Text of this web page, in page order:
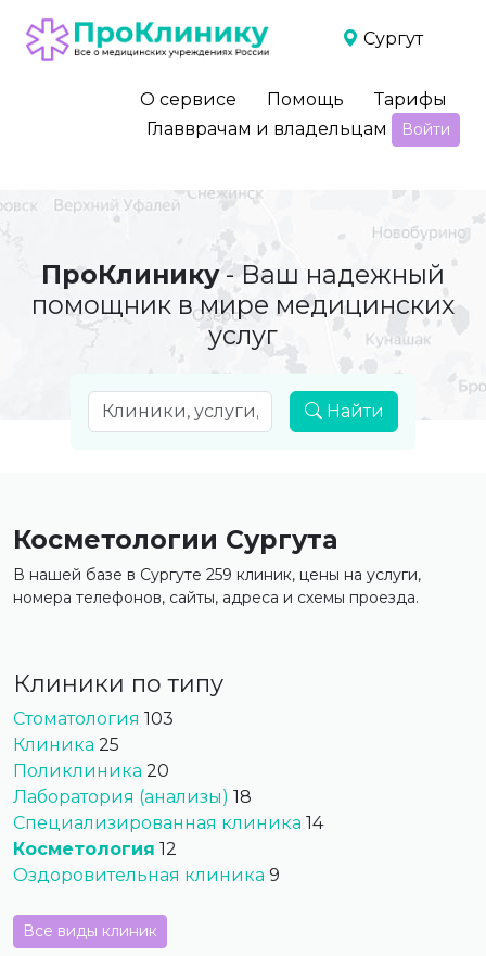
Сургут
О сервисе Помощь
Тарифы
Главврачам и владельцам
Войти
ПроКлинику- Ваш надежный
помощник в мире медицинских
услуг
Найти
Косметологии Сургута
В нашей базе в Сургуте 259 клиник, цены на услуги,
номера телефонов, сайты, адреса и схемы проезда.
Клиники по типу
Стоматология 103
Клиника 25
Поликлиника 20
Лаборатория (анализы) 18
Специализированная клиника 14
Косметология 12
Оздоровительная клиника 9
Все виды клиник